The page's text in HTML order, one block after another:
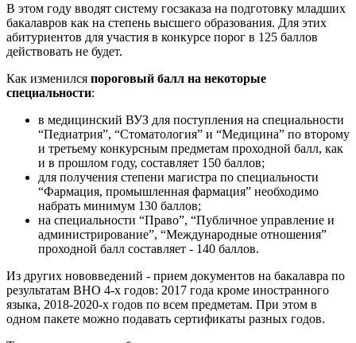
В этом году вводят систему госзаказа на подготовку младших
бакалавров как на степень высшего образования. Для этих
абитуриентов для участия в конкурсе порог в 125 баллов
действовать не будет.
Как изменился пороговый балл на некоторые
специальности:
в медицинский ВУЗ для поступления на специальности
“Педиатрия”, “Стоматология” и “Медицина” по второму
и третьему конкурсным предметам проходной балл, как
и в прошлом году, составляет 150 баллов;
для получения степени магистра по специальности
“Фармация, промышленная фармация” необходимо
набрать минимум 130 баллов;
на специальности “Право”, “Публичное управление и
администрирование”, “Международные отношения”
проходной балл составляет - 140 баллов.
Из других нововведений - прием документов на бакалавра по
результатам ВНО 4-х годов: 2017 года кроме иностранного
языка, 2018-2020-х годов по всем предметам. При этом в
одном пакете можно подавать сертификаты разных годов.